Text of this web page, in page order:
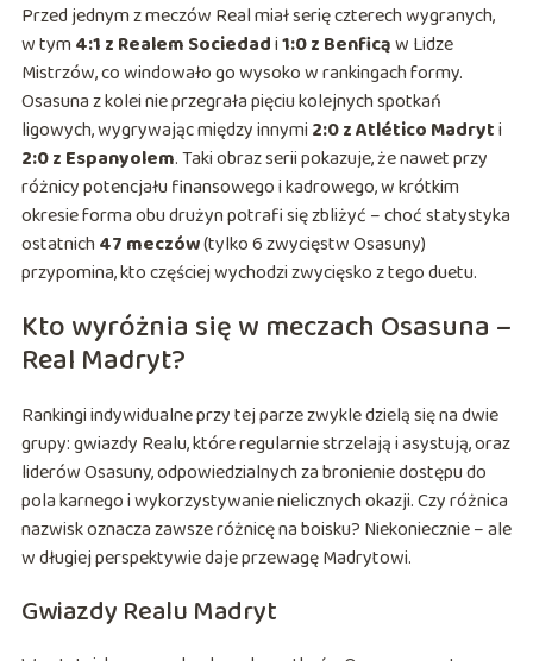
Przed jednym z meczów Real miał serię czterech wygranych,
w tym4:1 z Realem Sociedadi1:0 z Benficąw Lidze
Mistrzów, co windowało go wysoko w rankingach formy.
Osasuna z kolei nie przegrała pięciu kolejnych spotkań
ligowych, wygrywając między innymi 2:0 z Atlético Madryti
2:0 z Espanyolem. Taki obraz serii pokazuje, że nawet przy
różnicy potencjału finansowego i kadrowego, w krótkim
okresie forma obu drużyn potrafi się zbliżyć – choć statystyka
ostatnich47 meczów(tylko 6 zwycięstw Osasuny)
przypomina, kto częściej wychodzi zwycięsko z tego duetu.
Kto wyróżnia się w meczach Osasuna –
Real Madryt?
Rankingi indywidualne przy tej parze zwykle dzielą się na dwie
grupy: gwiazdy Realu, które regularnie strzelają i asystują, oraz
liderów Osasuny, odpowiedzialnych za bronienie dostępu do
pola karnego i wykorzystywanie nielicznych okazji. Czy różnica
nazwisk oznacza zawsze różnicę na boisku? Niekoniecznie – ale
w długiej perspektywie daje przewagę Madrytowi.
Gwiazdy Realu Madryt